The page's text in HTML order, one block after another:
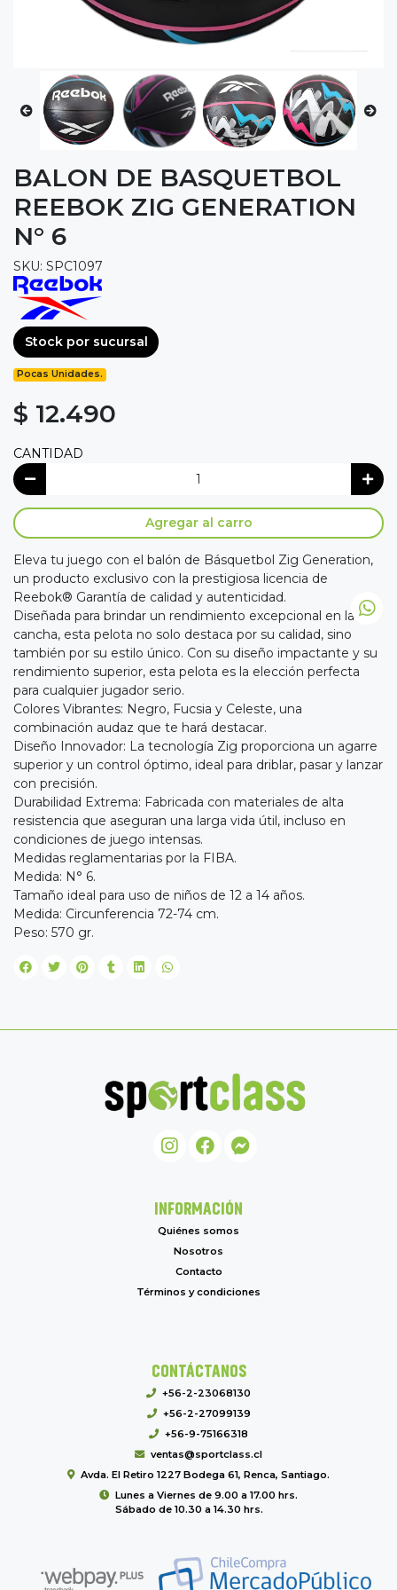
BALON DE BASQUETBOL
REEBOK ZIG GENERATION
N° 6
SKU: SPC1097
Stock por sucursal
Pocas Unidades.
$ 12.490
CANTIDAD
Agregar al carro
Eleva tu juego con el balón de Básquetbol Zig Generation,
un producto exclusivo con la prestigiosa licencia de
Reebok® Garantía de calidad y autenticidad.
Diseñada para brindar un rendimiento excepcional en la
cancha, esta pelota no solo destaca por su calidad, sino
también por su estilo único. Con su diseño impactante y su
rendimiento superior, esta pelota es la elección perfecta
para cualquier jugador serio.
Colores Vibrantes: Negro, Fucsia y Celeste, una
combinación audaz que te hará destacar.
Diseño Innovador: La tecnología Zig proporciona un agarre
superior y un control óptimo, ideal para driblar, pasar y lanzar
con precisión.
Durabilidad Extrema: Fabricada con materiales de alta
resistencia que aseguran una larga vida útil, incluso en
condiciones de juego intensas.
Medidas reglamentarias por la FIBA.
Medida: N° 6.
Tamaño ideal para uso de niños de 12 a 14 años.
Medida: Circunferencia 72-74 cm.
Peso: 570 gr.
INFORMACIÓN
Quiénes somos
Nosotros
Contacto
Términos y condiciones
CONTÁCTANOS
+56-2-23068130
+56-2-27099139
+56-9-75166318
ventas@sportclass.cl
Avda. El Retiro 1227 Bodega 61, Renca, Santiago.
Lunes a Viernes de 9.00 a 17.00 hrs.
Sábado de 10.30 a 14.30 hrs.